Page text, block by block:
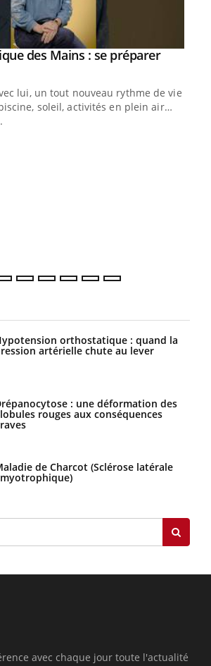
des Mains : se préparer
lui, un tout nouveau rythme de vie !
soleil, activités en plein air…
orthostatique : quand la
artérielle chute au lever
: une déformation des
rouges aux conséquences
de Charcot (Sclérose latérale
avec chaque jour toute l'actualité